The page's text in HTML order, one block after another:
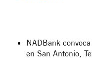
NADBank
en San Antonio,